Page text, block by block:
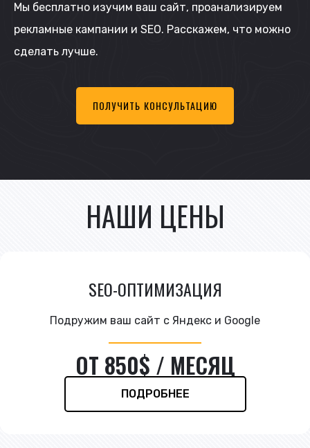
Мы бесплатно изучим ваш сайт, проанализируем
рекламные кампании и SEO. Расскажем, что можно
сделать лучше.
ПОЛУЧИТЬ КОНСУЛЬТАЦИЮ
НАШИ ЦЕНЫ
SEO-ОПТИМИЗАЦИЯ
Подружим ваш сайт с Яндекс и Google
ОТ 850$ / МЕСЯЦ
ПОДРОБНЕЕ